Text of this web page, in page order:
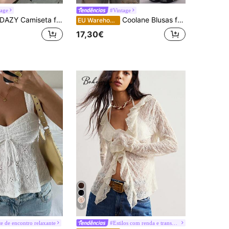
DAZY Camiseta feminina casual de renda elegante de verão com manga curta
#Vintage
EU Warehouse Coolane Blusas femininas de primavera/verão para encontros noturnos, streetwear, texturizadas, plissadas, com babados
17,30€
de encontro relaxante
9